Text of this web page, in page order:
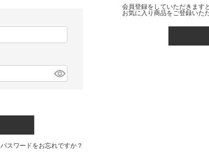
パスワードをお忘れですか？
会員登録をしていただきます
お気に入り商品をご登録いた